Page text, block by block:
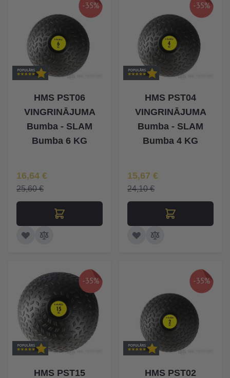
-35%
HMS PST06
VINGRINĀJUMA
Bumba - SLAM
Bumba 6 KG
Īpaša Cena
16,64 €
25,60 €
-35%
HMS PST04
VINGRINĀJUMA
Bumba - SLAM
Bumba 4 KG
Īpaša Cena
15,67 €
24,10 €
-35%
HMS PST15
-35%
HMS PST02